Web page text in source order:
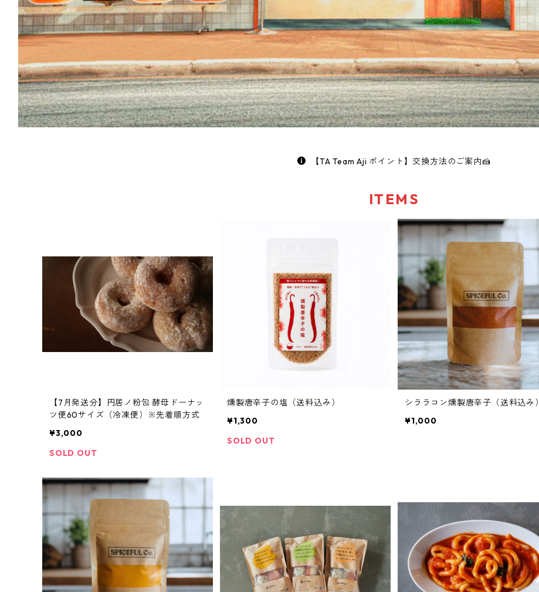
【TA Team Aji ポイント】交換方法のご案内🍰
ITEMS
【7月発送分】円居ノ粉包 酵母ドーナッ
ツ便60サイズ（冷凍便）※先着順方式
¥3,000
SOLD OUT
燻製唐辛子の塩（送料込み）
¥1,300
SOLD OUT
シララコン燻製唐辛子（送料込み）
¥1,000